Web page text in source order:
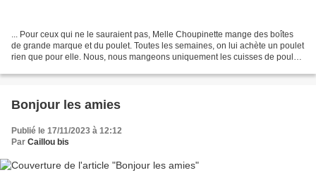
... Pour ceux qui ne le sauraient pas, Melle Choupinette mange des boîtes
de grande marque et du poulet. Toutes les semaines, on lui achète un poulet
rien que pour elle. Nous, nous mangeons uniquement les cuisses de poulet
Bonjour les amies
Publié le 17/11/2023 à 12:12
Par Caillou bis